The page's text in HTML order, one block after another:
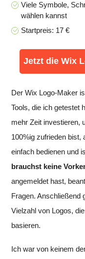
Viele Symbole,
wählen kannst
Startpreis: 17 €
Jetzt die Wix
Der Wix Logo-Maker
Tools, die ich getestet
mehr Zeit investieren,
100%ig zufrieden bist,
einfach bedienen und
brauchst keine
angemeldet hast,
Fragen. Anschließend
Vielzahl von Logos,
basieren.
Ich war von keinem